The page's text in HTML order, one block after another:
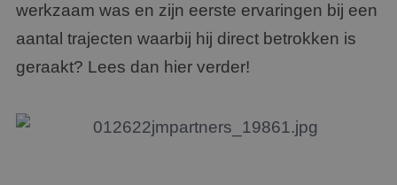
werkzaam was en zijn eerste ervaringen bij een
aantal trajecten waarbij hij direct betrokken is
geraakt? Lees dan hier verder!